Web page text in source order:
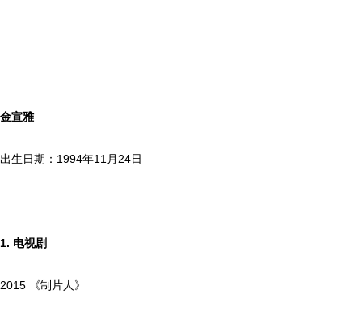
金宣雅
出生日期：1994年11月24日
1. 电视剧
2015 《制片人》